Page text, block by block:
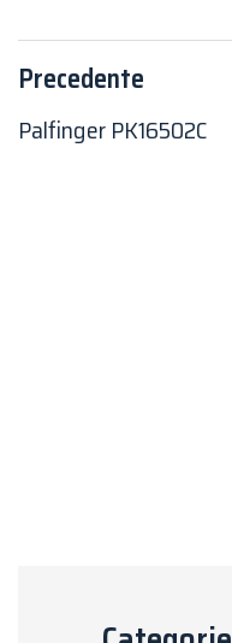
Precedente
Palfinger PK16502C